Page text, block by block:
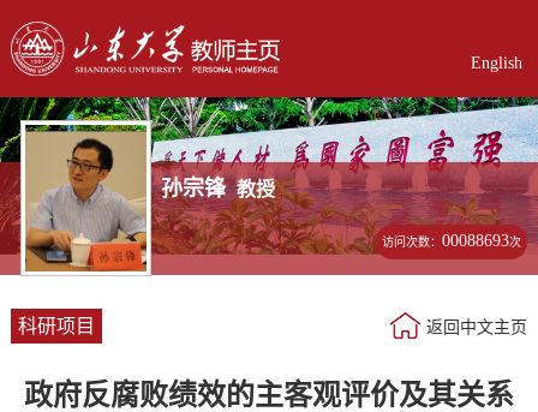
English
孙宗锋 教授
访问次数：00088693次
科研项目 返回中文主页
政府反腐败绩效的主客观评价及其关系